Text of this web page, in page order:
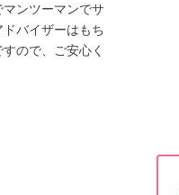
ンツーマンでサ
バイザーはもち
ので、ご安心く